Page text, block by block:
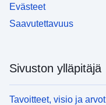
Evästeet
Saavutettavuus
Sivuston ylläpitäjä
Tavoitteet, visio ja arvot